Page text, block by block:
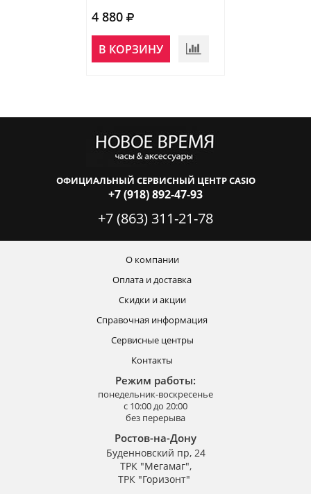
4 880
В КОРЗИНУ
ОФИЦИАЛЬНЫЙ СЕРВИСНЫЙ ЦЕНТР CASIO
+7 (918) 892-47-93
+7 (863) 311-21-78
О компании
Оплата и доставка
Скидки и акции
Справочная информация
Сервисные центры
Контакты
Режим работы:
понедельник-воскресенье
с 10:00 до 20:00
без перерыва
Ростов-на-Дону
Буденновский пр, 24
ТРК "Мегамаг",
ТРК "Горизонт"